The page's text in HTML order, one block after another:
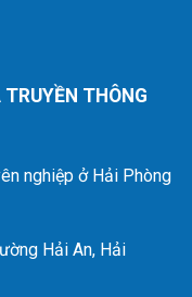
THÔNG
nghiệp ở Hải Phòng
Hải An, Hải